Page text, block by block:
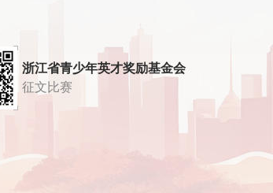
浙江省青少年英才奖励基金会
征文比赛